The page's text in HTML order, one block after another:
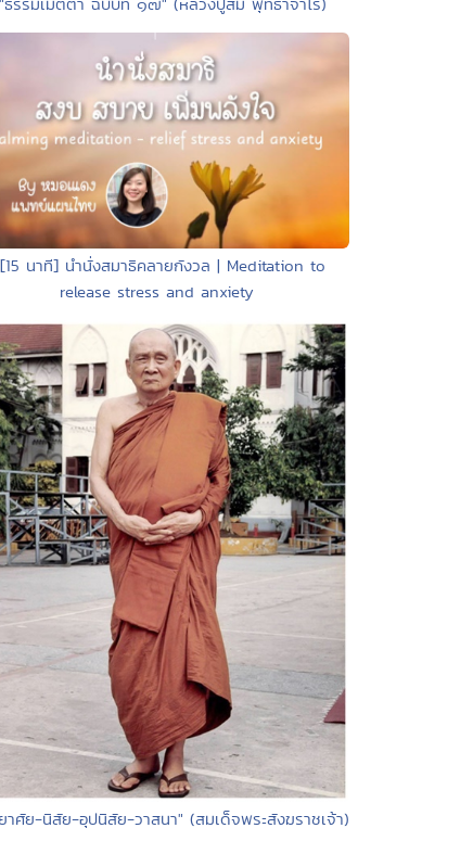
นาที] นำนั่งสมาธิคลายกังวล | Meditation to
release stress and anxiety
าศัย-นิสัย-อุปนิสัย-วาสนา" (สมเด็จพระสังฆราชเจ้า)